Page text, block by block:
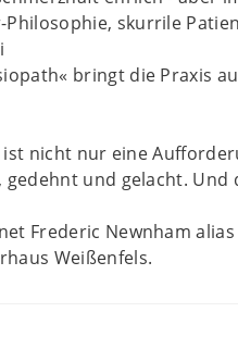
skurrile
bringt die Praxis
ist nicht nur eine
und gelacht. Und
Frederic Newnham
Weißenfels.